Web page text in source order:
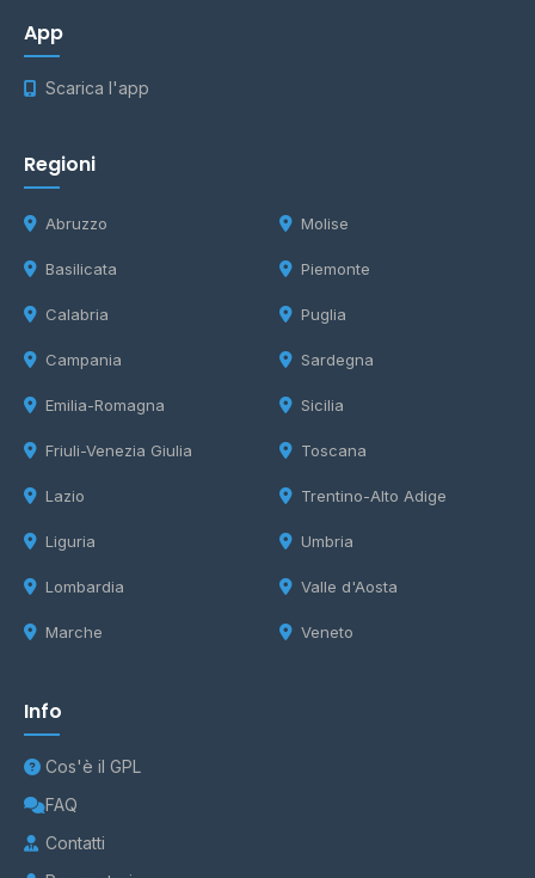
App
Scarica l'app
Regioni
Abruzzo
Basilicata
Calabria
Campania
Emilia-Romagna
Friuli-Venezia Giulia
Lazio
Liguria
Lombardia
Marche
Molise
Piemonte
Puglia
Sardegna
Sicilia
Toscana
Trentino-Alto Adige
Umbria
Valle d'Aosta
Veneto
Info
Cos'è il GPL
FAQ
Contatti